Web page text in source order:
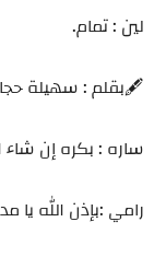
لين : تمام.
🖋️بقلم : سهيلة
ساره : بكره إن
رامي :بإذن الله يا